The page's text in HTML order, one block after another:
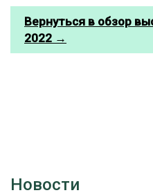
Вернуться в обзор
2022 →
Новости